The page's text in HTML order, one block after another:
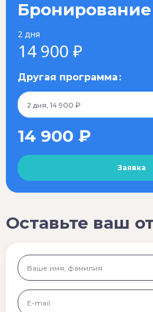
Бронирование
2 дня
14 900 ₽
Другая программа
2 дня, 14 900 ₽
14 900 ₽
Оставьте ваш